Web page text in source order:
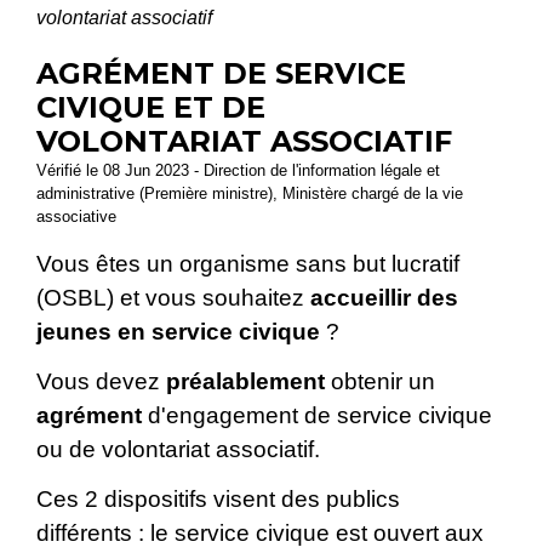
volontariat associatif
AGRÉMENT DE SERVICE
CIVIQUE ET DE
VOLONTARIAT ASSOCIATIF
Vérifié le 08 Jun 2023 - Direction de l'information légale et
administrative (Première ministre), Ministère chargé de la vie
associative
Vous êtes un organisme sans but lucratif
(OSBL) et vous souhaitez accueillir des
jeunes en service civique ?
Vous devez préalablement obtenir un
agrément d'engagement de service civique
ou de volontariat associatif.
Ces 2 dispositifs visent des publics
différents : le service civique est ouvert aux